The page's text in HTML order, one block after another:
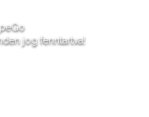
jog fenntartva!